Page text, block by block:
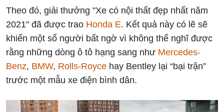
Theo đó, giải thưởng "Xe có nội thất đẹp nhất năm
2021" đã được trao Honda E. Kết quả này có lẽ sẽ
khiến một số người bất ngờ vì không thể nghĩ được
rằng những dòng ô tô hạng sang như Mercedes-
Benz, BMW, Rolls-Royce hay Bentley lại “bại trận”
trước một mẫu xe điện bình dân.